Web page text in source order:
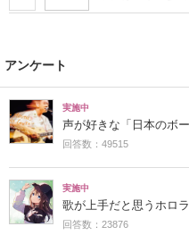
アンケート
実施中
声が好きな「日本のボ
回答数：49515
実施中
歌が上手だと思うホロ
回答数：23876